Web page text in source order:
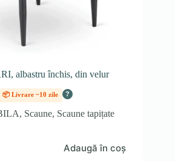
albastru închis, din velur
📦 Livrare ~10 zile ?
, Scaune, Scaune tapițate
Adaugă în coș